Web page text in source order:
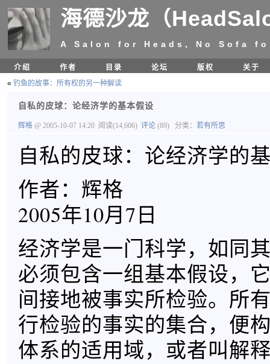
海德沙龙（
A Salon for Heads, No Sofa
介绍 作者 目录 论坛 版权
关于
« 钓鱼的故事：所有权的另一种解读
自私的皮球：论经济学的基本假设
辉格 @ 2005-10-07 14:20 阅读(14,606) 评论 (89) 分类： 若有所思
自私的皮球：论经济学的
作者：辉格
2005年10月7日
经济学是一门科学，如同
必须包含一组基本假设，
间接地被事实所检验。所
行检验的事实的集合，便
体系的适用域，或者叫解